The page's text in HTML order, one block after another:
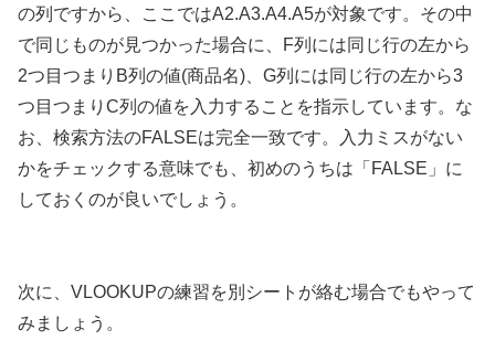
の列ですから、ここではA2.A3.A4.A5が対象です。その中
で同じものが見つかった場合に、F列には同じ行の左から
2つ目つまりB列の値(商品名)、G列には同じ行の左から3
つ目つまりC列の値を入力することを指示しています。な
お、検索方法のFALSEは完全一致です。入力ミスがない
かをチェックする意味でも、初めのうちは「FALSE」に
しておくのが良いでしょう。
次に、VLOOKUPの練習を別シートが絡む場合でもやって
みましょう。